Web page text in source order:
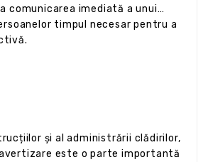
comunicarea imediată a unui
timpul necesar pentru a
și al administrării clădirilor,
este o parte importantă